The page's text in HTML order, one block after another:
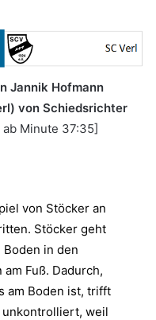
Jannik Hofmann
von Schiedsrichter
ab Minute 37:35]
von Stöcker an
Stöcker geht
Boden in den
Fuß. Dadurch,
am Boden ist, trifft
weil